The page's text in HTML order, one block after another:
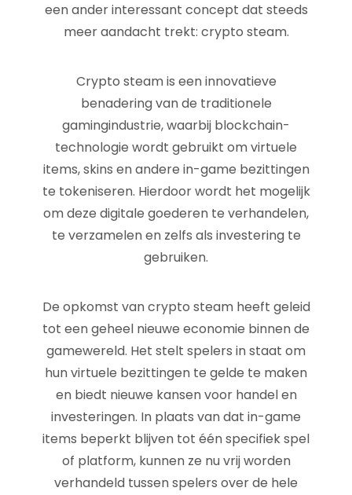
een ander interessant concept dat steeds
meer aandacht trekt: crypto steam.
Crypto steam is een innovatieve
benadering van de traditionele
gamingindustrie, waarbij blockchain-
technologie wordt gebruikt om virtuele
items, skins en andere in-game bezittingen
te tokeniseren. Hierdoor wordt het mogelijk
om deze digitale goederen te verhandelen,
te verzamelen en zelfs als investering te
gebruiken.
De opkomst van crypto steam heeft geleid
tot een geheel nieuwe economie binnen de
gamewereld. Het stelt spelers in staat om
hun virtuele bezittingen te gelde te maken
en biedt nieuwe kansen voor handel en
investeringen. In plaats van dat in-game
items beperkt blijven tot één specifiek spel
of platform, kunnen ze nu vrij worden
verhandeld tussen spelers over de hele